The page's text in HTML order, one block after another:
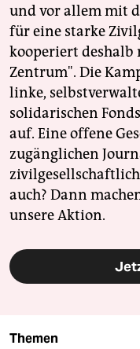
und vor allem mit
für eine starke
kooperiert
Zentrum". Die
linke,
solidarischen
auf. Eine offene
zugänglichen
auch? Dann
unsere Aktion.
Themen